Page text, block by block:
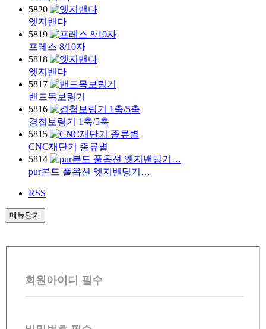
5820
엣지밴다
5819
프레스 8/10자
5818
엣지밴다
5817
밴드목보링기
5816
경첩보링기 1축/5축
5815
CNC재단기 종류별
5814
pur본드 풀옵션 엣지밴딩기…
RSS
메뉴닫기
회
회원아이디 필수